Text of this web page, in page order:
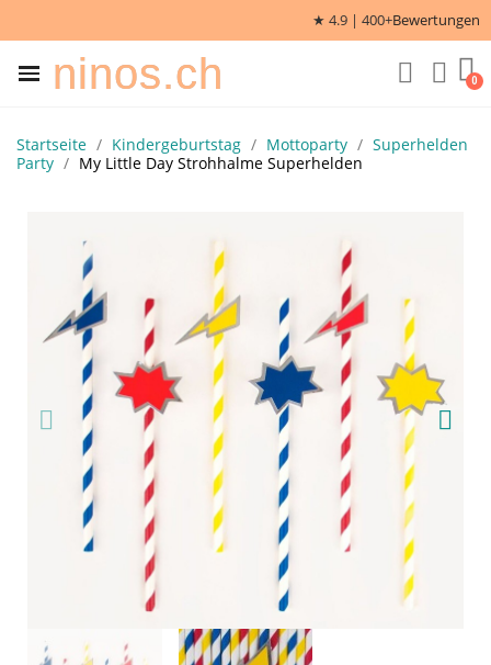
★ 4.9 | 400+Bewertungen
ninos.ch
Startseite Kindergeburtstag Mottoparty
Superhelden
Party
My Little Day Strohhalme Superhelden